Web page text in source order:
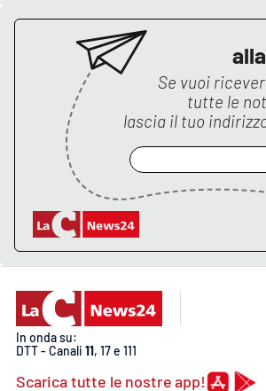
Reggio Calabria
Cosenza
Lamezia Terme
PROGETTI
SPECIALI
Buona Sanità Calabria
Destinazioni
Se vuoi
tutte le
lascia il tuo
In onda su:
DTT - Canali 11, 17 e 111
Scarica tutte le nostre app!